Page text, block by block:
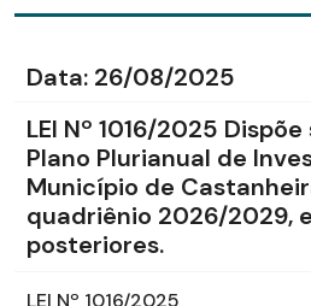
Data: 26/08/2025
LEI Nº 1016/2025
Plano Plurianual de
Município de
quadriênio 2026/2029,
posteriores.